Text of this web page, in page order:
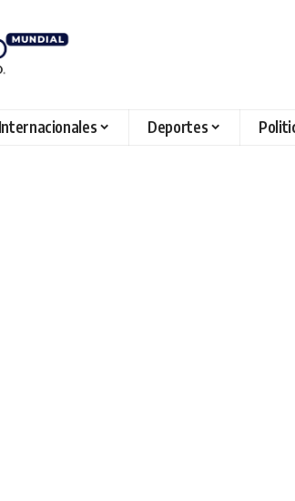
Internacionales Deportes